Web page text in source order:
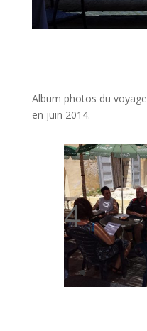
Album photos du
en juin 2014.